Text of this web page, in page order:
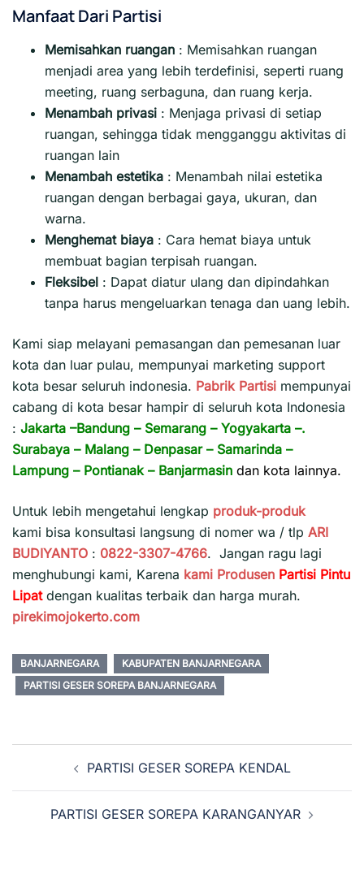
Manfaat Dari Partisi
Memisahkan ruangan : Memisahkan ruangan
menjadi area yang lebih terdefinisi, seperti ruang
meeting, ruang serbaguna, dan ruang kerja.
Menambah privasi : Menjaga privasi di setiap
ruangan, sehingga tidak mengganggu aktivitas di
ruangan lain
Menambah estetika : Menambah nilai estetika
ruangan dengan berbagai gaya, ukuran, dan
warna.
Menghemat biaya : Cara hemat biaya untuk
membuat bagian terpisah ruangan.
Fleksibel : Dapat diatur ulang dan dipindahkan
tanpa harus mengeluarkan tenaga dan uang lebih.
Kami siap melayani pemasangan dan pemesanan luar
kota dan luar pulau, mempunyai marketing support
kota besar seluruh indonesia. Pabrik Partisi mempunyai
cabang di kota besar hampir di seluruh kota Indonesia
: Jakarta –Bandung – Semarang – Yogyakarta –.
Surabaya – Malang – Denpasar– Samarinda –
Lampung – Pontianak– Banjarmasin dan kota lainnya.
Untuk lebih mengetahui lengkap produk-produk
kami bisa konsultasi langsung di nomer wa / tlp ARI
BUDIYANTO : 0822-3307-4766. Jangan ragu lagi
menghubungi kami, Karena kami Produsen Partisi Pintu
Lipat dengan kualitas terbaik dan harga murah.
pirekimojokerto.com
BANJARNEGARA
KABUPATEN BANJARNEGARA
PARTISI GESER SOREPA BANJARNEGARA
Tulisan PARTISI GESER SOREPA KENDAL
PARTISI GESER SOREPA KARANGANYAR